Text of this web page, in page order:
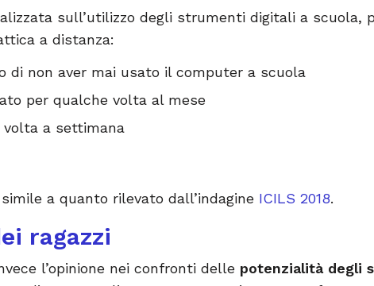
sull’utilizzo degli strumenti digitali a scuola,
a distanza:
di non aver mai usato il computer a scuola
per qualche volta al mese
volta a settimana
a quanto rilevato dall’indagine ICILS 2018.
ragazzi
l’opinione nei confronti delle potenzialità degli